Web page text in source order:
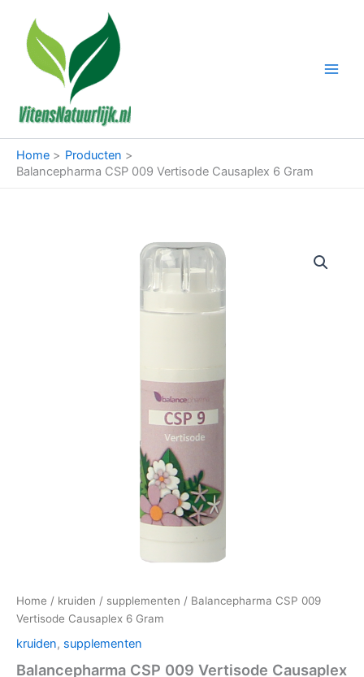
inhoud
Home
Producten
Balancepharma CSP 009 Vertisode Causaplex 6 Gram
Home / kruiden / supplementen / Balancepharma CSP 009
Vertisode Causaplex 6 Gram
kruiden, supplementen
Balancepharma CSP 009 Vertisode Causaplex